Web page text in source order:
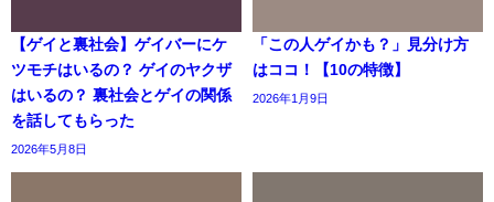
【ゲイと裏社会】ゲイバーにケ
ツモチはいるの？ ゲイのヤクザ
はいるの？ 裏社会とゲイの関係
を話してもらった
2026年5月8日
「この人ゲイかも？」見分け方
はココ！【10の特徴】
2026年1月9日